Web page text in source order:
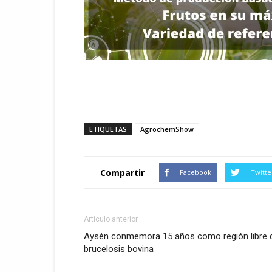
ETIQUETAS AgrochemShow
Compartir Facebook
Artículo anterior
Aysén conmemora 15 años como región libre
brucelosis bovina